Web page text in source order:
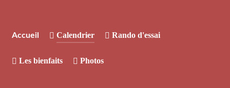
Accueil Calendrier Rando d'essai
Les bienfaits Photos